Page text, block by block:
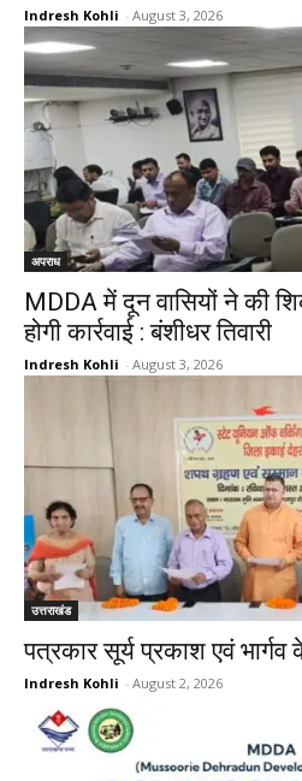
Indresh Kohli - August 3, 2026
अपराध
MDDA में दून वासियों ने की
होगी कार्रवाई : बंशीधर तिवारी
Indresh Kohli - August 3, 2026
उत्तराखंड
पत्रकार सूर्य प्रकाश एवं
Indresh Kohli - August 2, 2026